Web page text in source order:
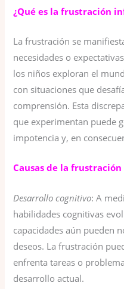
¿Qué es la frustración
La frustración se
necesidades o
los niños exploran el
con situaciones que
comprensión. Esta
que experimentan puede
impotencia y, en
Causas de la
Desarrollo cognitivo: A
habilidades cognitivas
capacidades aún pueden
deseos. La frustración
enfrenta tareas o
desarrollo actual.